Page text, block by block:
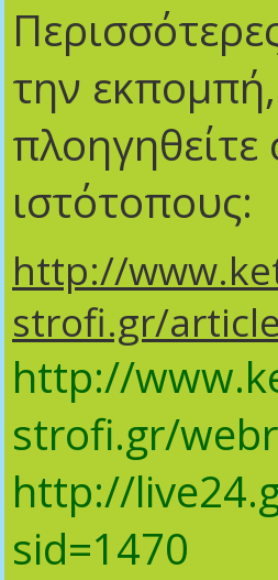
την
ιστότοπους:
http://
strofi.gr/
http://
strofi.gr/
http://
sid=1470